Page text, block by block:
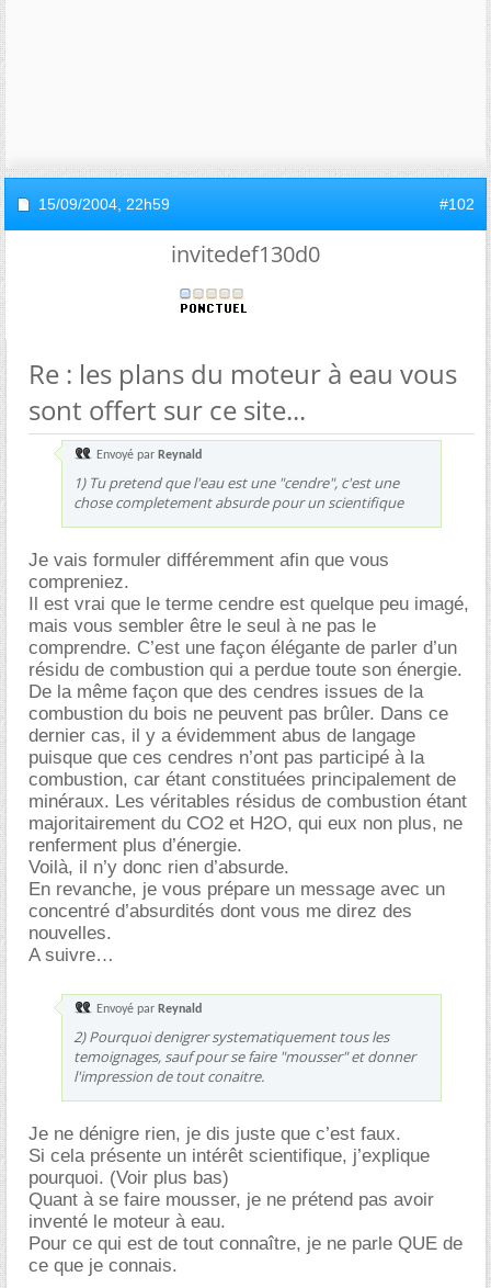
15/09/2004, 22h59 #102
invitedef130d0
Re : les plans du moteur à eau vous
sont offert sur ce site...
Envoyé par Reynald
1) Tu pretend que l'eau est une "cendre", c'est une
chose completement absurde pour un scientifique
Je vais formuler différemment afin que vous
compreniez.
Il est vrai que le terme cendre est quelque peu imagé,
mais vous sembler être le seul à ne pas le
comprendre. C’est une façon élégante de parler d’un
résidu de combustion qui a perdue toute son énergie.
De la même façon que des cendres issues de la
combustion du bois ne peuvent pas brûler. Dans ce
dernier cas, il y a évidemment abus de langage
puisque que ces cendres n’ont pas participé à la
combustion, car étant constituées principalement de
minéraux. Les véritables résidus de combustion étant
majoritairement du CO2 et H2O, qui eux non plus, ne
renferment plus d’énergie.
Voilà, il n’y donc rien d’absurde.
En revanche, je vous prépare un message avec un
concentré d’absurdités dont vous me direz des
nouvelles.
A suivre
Envoyé par Reynald
2) Pourquoi denigrer systematiquement tous les
temoignages, sauf pour se faire "mousser" et donner
l'impression de tout conaitre.
Je ne dénigre rien, je dis juste que c’est faux.
Si cela présente un intérêt scientifique, j’explique
pourquoi. (Voir plus bas)
Quant à se faire mousser, je ne prétend pas avoir
inventé le moteur à eau.
Pour ce qui est de tout connaître, je ne parle QUE de
ce que je connais.